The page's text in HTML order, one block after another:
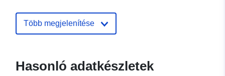
Katalógus-
Hozzáadva a data.europa.eu-hoz:
2026
Több megjelenítése
Hasonló adatkészletek